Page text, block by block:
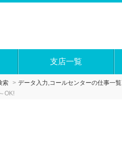
支店一覧
索
データ入力,コールセンターの仕事一覧
OK!